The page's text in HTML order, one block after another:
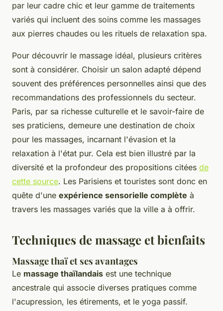
par leur cadre chic et leur gamme de traitements
variés qui incluent des soins comme les massages
aux pierres chaudes ou les rituels de relaxation spa.
Pour découvrir le massage idéal, plusieurs critères
sont à considérer. Choisir un salon adapté dépend
souvent des préférences personnelles ainsi que des
recommandations des professionnels du secteur.
Paris, par sa richesse culturelle et le savoir-faire de
ses praticiens, demeure une destination de choix
pour les massages, incarnant l'évasion et la
relaxation à l'état pur. Cela est bien illustré par la
diversité et la profondeur des propositions citées de
cette source. Les Parisiens et touristes sont donc en
quête d'une expérience sensorielle complète à
travers les massages variés que la ville a à offrir.
Techniques de massage et bienfaits
Massage thaï et ses avantages
Le massage thaïlandais est une technique
ancestrale qui associe diverses pratiques comme
l'acupression, les étirements, et le yoga passif.